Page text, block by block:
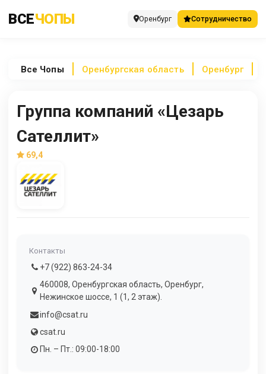
ВСЕЧОПЫ Оренбург Сотрудничество
Все Чопы Оренбургская область Оренбург
Группа компаний «Цезарь
Сателлит»
69,4
Контакты
+7 (922) 863-24-34
460008, Оренбургская область, Оренбург,
Нежинское шоссе, 1 (1, 2 этаж).
info@csat.ru
csat.ru
Пн. – Пт.: 09:00-18:00